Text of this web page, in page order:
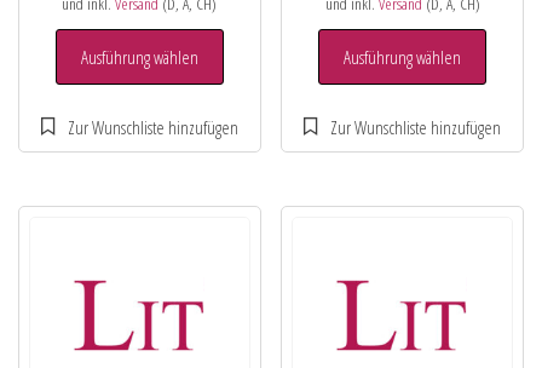
Ausführung wählen Ausführung wählen